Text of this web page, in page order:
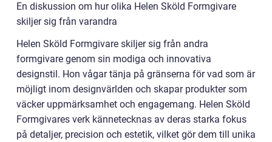
En diskussion om hur olika Helen Sköld Formgivare
skiljer sig från varandra
Helen Sköld Formgivare skiljer sig från andra
formgivare genom sin modiga och innovativa
designstil. Hon vågar tänja på gränserna för vad som är
möjligt inom designvärlden och skapar produkter som
väcker uppmärksamhet och engagemang. Helen Sköld
Formgivares verk kännetecknas av deras starka fokus
på detaljer, precision och estetik, vilket gör dem till unika